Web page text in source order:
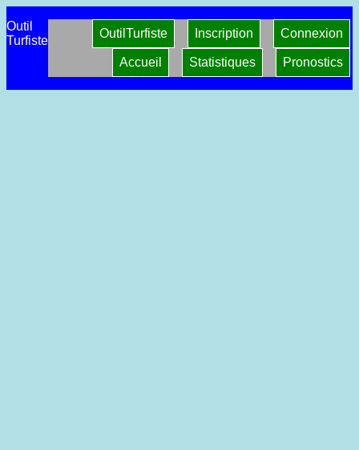
Outil
Turfiste
Connexion
Inscription
OutilTurfiste
Pronostics
Statistiques
Accueil